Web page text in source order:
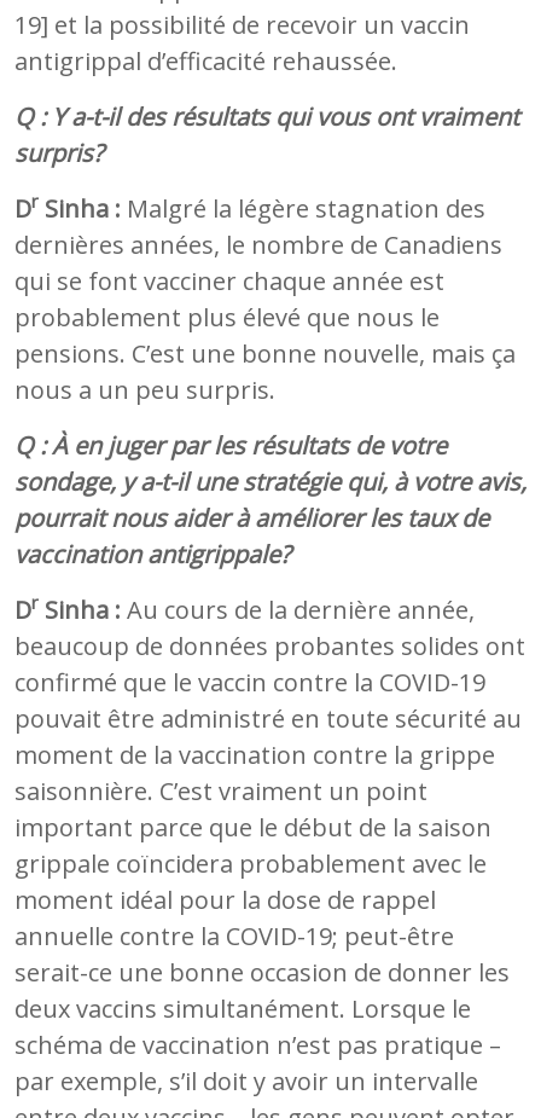
19] et la possibilité de recevoir un vaccin
antigrippal d’efficacité rehaussée.
Q : Y a-t-il des résultats qui vous ont vraiment
surpris?
Dr Sinha : Malgré la légère stagnation des
dernières années, le nombre de Canadiens
qui se font vacciner chaque année est
probablement plus élevé que nous le
pensions. C’est une bonne nouvelle, mais ça
nous a un peu surpris.
Q : À en juger par les résultats de votre
sondage, y a-t-il une stratégie qui, à votre avis,
pourrait nous aider à améliorer les taux de
vaccination antigrippale?
Dr Sinha : Au cours de la dernière année,
beaucoup de données probantes solides ont
confirmé que le vaccin contre la COVID-19
pouvait être administré en toute sécurité au
moment de la vaccination contre la grippe
saisonnière. C’est vraiment un point
important parce que le début de la saison
grippale coïncidera probablement avec le
moment idéal pour la dose de rappel
annuelle contre la COVID-19; peut-être
serait-ce une bonne occasion de donner les
deux vaccins simultanément. Lorsque le
schéma de vaccination n’est pas pratique –
par exemple, s’il doit y avoir un intervalle